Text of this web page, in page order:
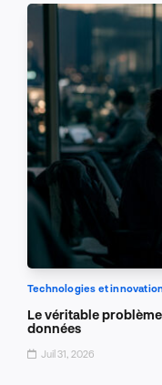
Technologies et
Le véritable
données
Juil 31, 2026